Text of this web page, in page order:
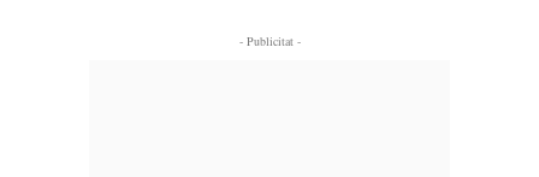
- Publicitat -